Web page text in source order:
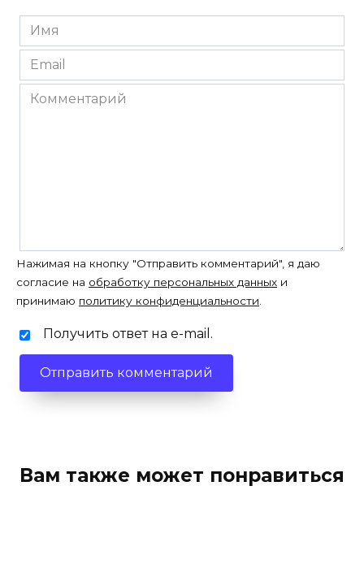
Имя
*
Email
*
Комментарий
Нажимая на кнопку "Отправить комментарий", я даю
согласие на обработку персональных данных и
принимаю политику конфиденциальности.
Получить ответ на e-mail.
Вам также может понравиться